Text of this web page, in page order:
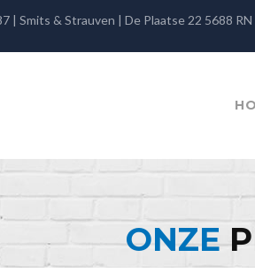
| Smits & Strauven | De Plaatse 22 5688
ONZE